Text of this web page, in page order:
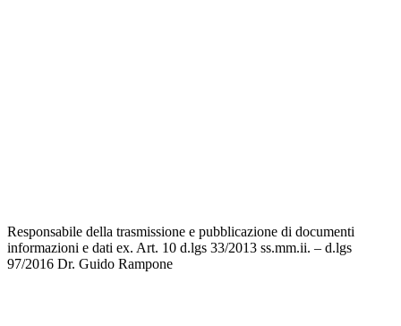
Responsabile della trasmissione e pubblicazione di documenti
informazioni e dati ex. Art. 10 d.lgs 33/2013 ss.mm.ii. – d.lgs
97/2016 Dr. Guido Rampone